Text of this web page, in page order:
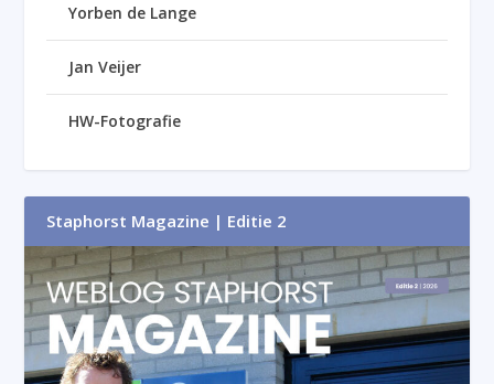
Yorben de Lange
Jan Veijer
HW-Fotografie
Staphorst Magazine | Editie 2